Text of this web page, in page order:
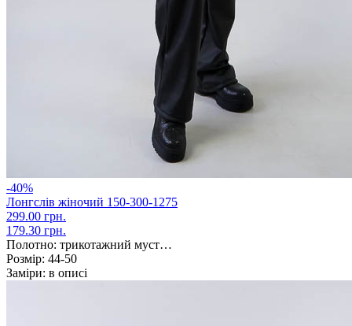
-40%
Лонгслів жіночий 150-300-1275
299.00 грн.
179.30 грн.
Полотно: трикотажний муст…
Розмір: 44-50
Заміри: в описі